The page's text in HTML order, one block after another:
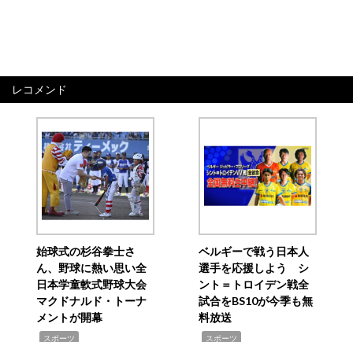
レコメンド
始球式の杉谷拳士さ
ん、野球に熱い思い全
日本学童軟式野球大会
マクドナルド・トーナ
メントが開幕
スポーツ
ベルギーで戦う日本人
選手を応援しよう シ
ント＝トロイデン戦全
試合をBS10が今季も無
料放送
スポーツ